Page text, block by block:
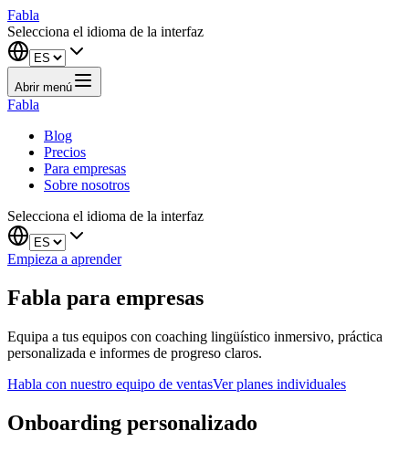
Fabla
Selecciona el idioma de la interfaz
Abrir menú
Fabla
Blog
Precios
Para empresas
Sobre nosotros
Selecciona el idioma de la interfaz
Empieza a aprender
Fabla para empresas
Equipa a tus equipos con coaching lingüístico inmersivo, práctica
personalizada e informes de progreso claros.
Habla con nuestro equipo de ventasVer planes individuales
Onboarding personalizado